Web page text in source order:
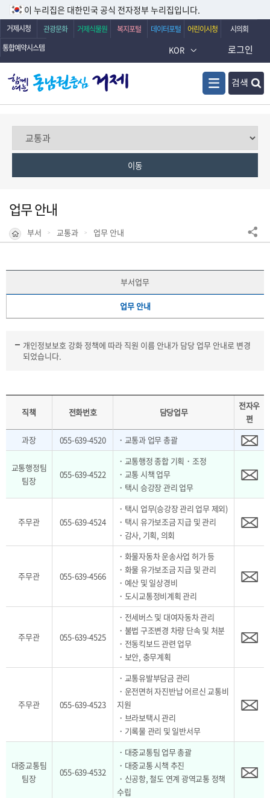
이 누리집은 대한민국 공식 전자정부 누리집입니다.
거제시청 관광문화 거제식물원 복지포털 데이터포털 어린이시청
시의회
통합예약시스템
KOR
검색
로그인
업무 안내
부서 교통과 업무 안내
부서업무
업무 안내
개인정보보호 강화 정책에 따라 직원 이름 안내가 담당 업무 안내로 변경
되었습니다.
직책 전화번호 담당업무
전자우
편
과장
055-639-4520 ・교통과 업무 총괄
교통행정팀
팀장
055-639-4522
・교통행정 종합 기획・조정
・교통 시책 업무
・택시 승강장 관리 업무
주무관 055-639-4524
・택시 업무(승강장 관리 업무 제외)
・택시 유가보조금 지급 및 관리
・감사, 기획, 의회
주무관 055-639-4566
・화물자동차 운송사업 허가 등
・화물 유가보조금 지급 및 관리
・예산 및 일상경비
・도시교통정비계획 관리
주무관 055-639-4525
・전세버스 및 대여자동차 관리
・불법 구조변경 차량 단속 및 처분
・전동킥보드 관련 업무
・보안, 충무계획
주무관 055-639-4523
・교통유발부담금 관리
・운전면허 자진반납 어르신 교통비
지원
・브라보택시 관리
・기록물 관리 및 일반서무
대중교통팀
팀장
055-639-4532
・대중교통팀 업무 총괄
・대중교통 시책 추진
・신공항, 철도 연계 광역교통 정책
수립